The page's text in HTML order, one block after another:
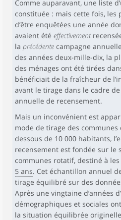
Comme auparavant, une liste
constituée : mais cette fois, les
d’être enquêtées une année
avaient été effectivement
la précédente campagne
des années deux-mille-dix, la
des ménages ont été tirées
bénéficiait de la fraîcheur de
avant le tirage dans le cadre
annuelle de recensement.
Mais un inconvénient est
mode de tirage des communes
dessous de 10 000 habitants,
recensement est fondée sur le
communes rotatif, destiné à les
5 ans. Cet échantillon annuel
tirage équilibré sur des
Après une vingtaine d’années
démographiques et sociales
la situation équilibrée